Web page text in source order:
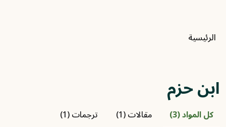
مسار التنقل
الرئيسية
ابن حزم
كل المواد (3) مقالات (1)
ترجمات (1)